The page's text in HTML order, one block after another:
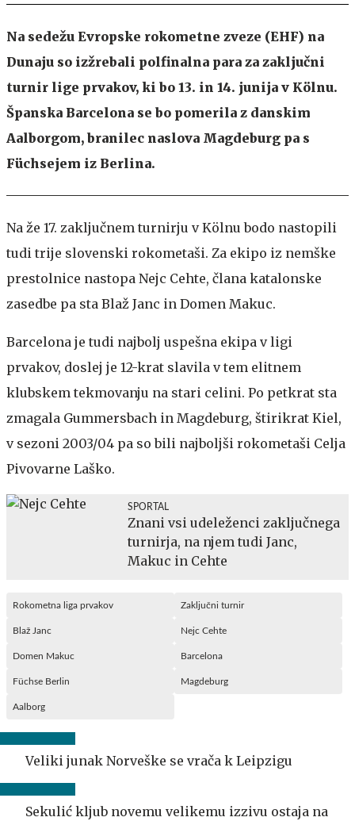
Na sedežu Evropske rokometne zveze (EHF) na
Dunaju so izžrebali polfinalna para za zaključni
turnir lige prvakov, ki bo 13. in 14. junija v Kölnu.
Španska Barcelona se bo pomerila z danskim
Aalborgom, branilec naslova Magdeburg pa s
Füchsejem iz Berlina.
Na že 17. zaključnem turnirju v Kölnu bodo nastopili
tudi trije slovenski rokometaši. Za ekipo iz nemške
prestolnice nastopa Nejc Cehte, člana katalonske
zasedbe pa sta Blaž Janc in Domen Makuc.
Barcelona je tudi najbolj uspešna ekipa v ligi
prvakov, doslej je 12-krat slavila v tem elitnem
klubskem tekmovanju na stari celini. Po petkrat sta
zmagala Gummersbach in Magdeburg, štirikrat Kiel,
v sezoni 2003/04 pa so bili najboljši rokometaši Celja
Pivovarne Laško.
SPORTAL
Znani vsi udeleženci zaključnega
turnirja, na njem tudi Janc,
Makuc in Cehte
Rokometna liga prvakov Zaključni turnir
Blaž Janc Nejc Cehte
Domen Makuc Barcelona
Füchse Berlin Magdeburg
Aalborg
Veliki junak Norveške se vrača k Leipzigu
Sekulić kljub novemu velikemu izzivu ostaja na